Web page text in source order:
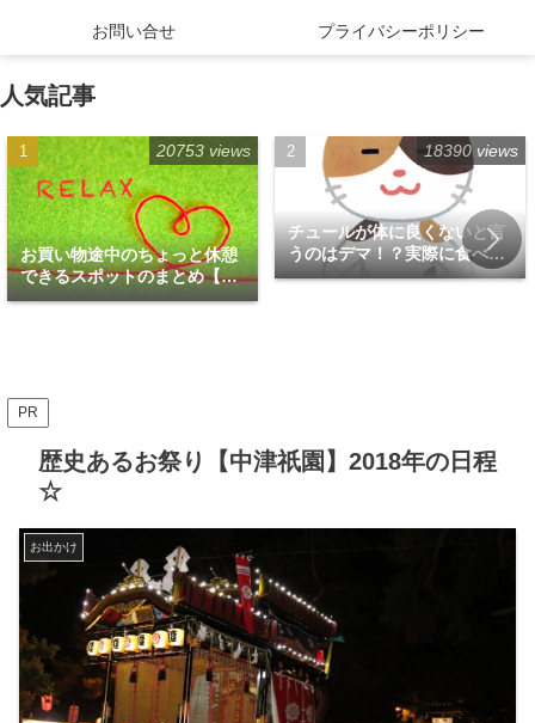
お問い合せ プライバシーポリシー
人気記事
お買い物途中のちょっと休憩
できるスポットのまとめ【福
岡天神エリア編】
20753 views
チュールが体に良くないと言
うのはデマ！？実際に食べて
みた！
18390 views
PR
歴史あるお祭り【中津祇園】2018年の日程
☆
お出かけ